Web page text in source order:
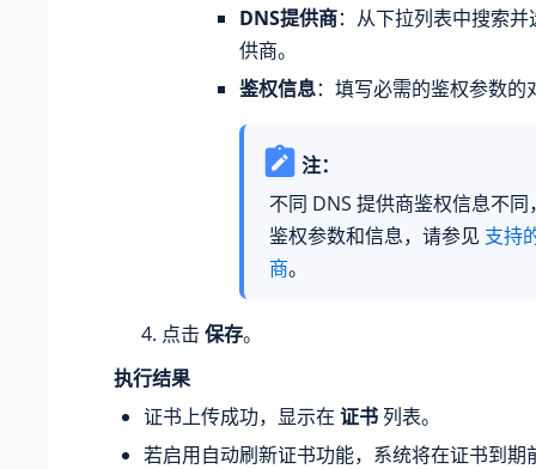
DNS提供商：从下拉列表中搜索
供商。
鉴权信息：填写必需的鉴权参数的
注：
不同 DNS 提供商鉴权信息不
鉴权参数和信息，请参见 支持
商。
点击 保存。
执行结果
证书上传成功，显示在 证书 列表。
若启用自动刷新证书功能，系统将在证书到期